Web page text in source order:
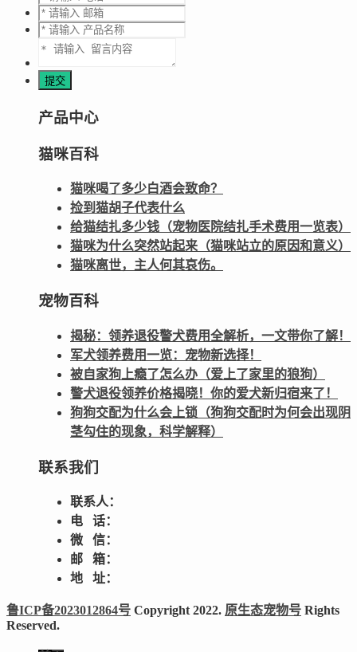
产品中心
猫咪百科
猫咪喝了多少白酒会致命？
捡到猫胡子代表什么
给猫结扎多少钱（宠物医院结扎手术费用一览表）
猫咪为什么突然站起来（猫咪站立的原因和意义）
猫咪离世，主人何其哀伤。
宠物百科
揭秘：领养退役警犬费用全解析，一文带你了解！
军犬领养费用一览：宠物新选择！
被自家狗上瘾了怎么办（爱上了家里的狼狗）
警犬退役领养价格揭晓！你的爱犬新归宿来了！
狗狗交配为什么会上锁（狗狗交配时为何会出现阴
茎勾住的现象，科学解释）
联系我们
联系人：
电 话：
微 信：
邮 箱：
地 址：
鲁ICP备2023012864号 Copyright 2022. 原生态宠物号 Rights
Reserved.